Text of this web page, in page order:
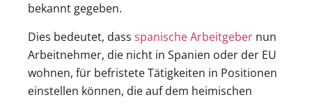
bekannt gegeben.
Dies bedeutet, dass spanische Arbeitgeber nun
Arbeitnehmer, die nicht in Spanien oder der EU
wohnen, für befristete Tätigkeiten in Positionen
einstellen können, die auf dem heimischen